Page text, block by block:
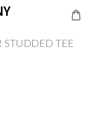
STUDDED TEE